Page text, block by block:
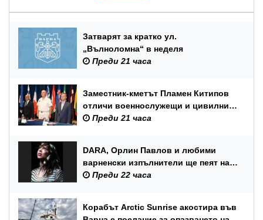
Затварят за кратко ул.
„Вълноломна“ в неделя
Преди 21 часа
Заместник-кметът Пламен Китипов
отличи военнослужещи и цивилни
служители по повод Празника на
Преди 21 часа
DARA, Орлин Павлов и любими
варненски изпълнители ще пеят на
празника на Варна
Преди 22 часа
Корабът Arctic Sunrise акостира във